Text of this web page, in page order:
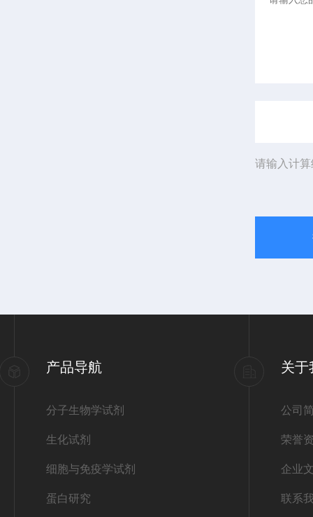
请输入计
产品导航
分子生物学试剂
生化试剂
细胞与免疫学试剂
蛋白研究
关于
公司
荣誉
企业
联系